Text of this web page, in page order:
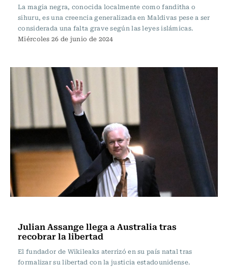
La magia negra, conocida localmente como fanditha o
sihuru, es una creencia generalizada en Maldivas pese a ser
considerada una falta grave según las leyes islámicas.
Miércoles 26 de junio de 2024
Julian Assange llega a Australia tras
recobrar la libertad
El fundador de Wikileaks aterrizó en su país natal tras
formalizar su libertad con la justicia estadounidense.